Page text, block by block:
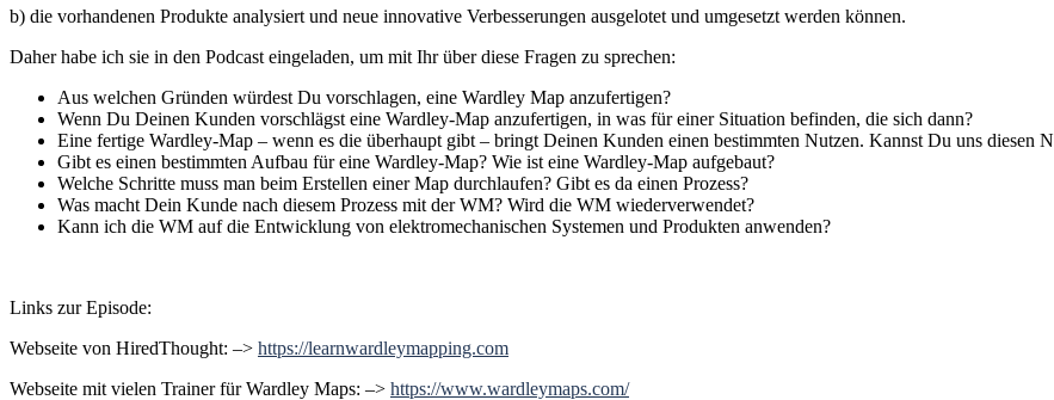
b) die vorhandenen Produkte analysiert und neue innovative Verbesserungen ausgelotet und umgesetzt werden können.
Daher habe ich sie in den Podcast eingeladen, um mit Ihr über diese Fragen zu sprechen:
Aus welchen Gründen würdest Du vorschlagen, eine Wardley Map anzufertigen?
Wenn Du Deinen Kunden vorschlägst eine Wardley-Map anzufertigen, in was für einer Situation befinden, die sich dann?
Eine fertige Wardley-Map – wenn es die überhaupt gibt – bringt Deinen Kunden einen bestimmten Nutzen. Kannst Du uns diesen
Gibt es einen bestimmten Aufbau für eine Wardley-Map? Wie ist eine Wardley-Map aufgebaut?
Welche Schritte muss man beim Erstellen einer Map durchlaufen? Gibt es da einen Prozess?
Was macht Dein Kunde nach diesem Prozess mit der WM? Wird die WM wiederverwendet?
Kann ich die WM auf die Entwicklung von elektromechanischen Systemen und Produkten anwenden?
Links zur Episode:
Webseite von HiredThought: –> https://learnwardleymapping.com
Webseite mit vielen Trainer für Wardley Maps: –> https://www.wardleymaps.com/